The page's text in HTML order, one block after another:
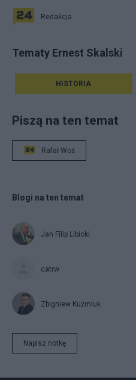
Redakcja
Tematy Ernest Skalski
HISTORIA
Piszą na ten temat
Rafał Woś
Blogi na ten temat
Jan Filip Libicki
catrw
Zbigniew Kuźmiuk
Napisz notkę